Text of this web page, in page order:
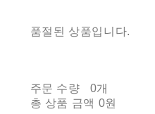
품절된 상품입니다.
주문 수량
0개
총 상품 금액 0원